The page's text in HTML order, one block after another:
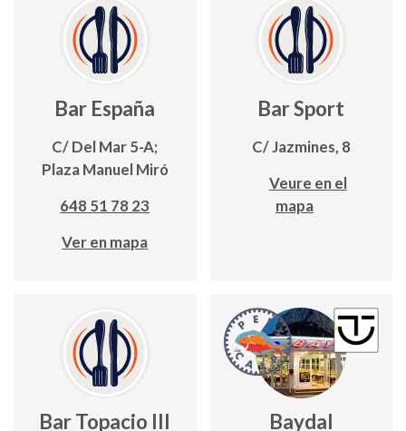
Bar España
C/ Del Mar 5-A;
Plaza Manuel Miró
648 51 78 23
Ver en mapa
Bar Sport
C/ Jazmines, 8
Veure en el
mapa
Bar Topacio III Baydal